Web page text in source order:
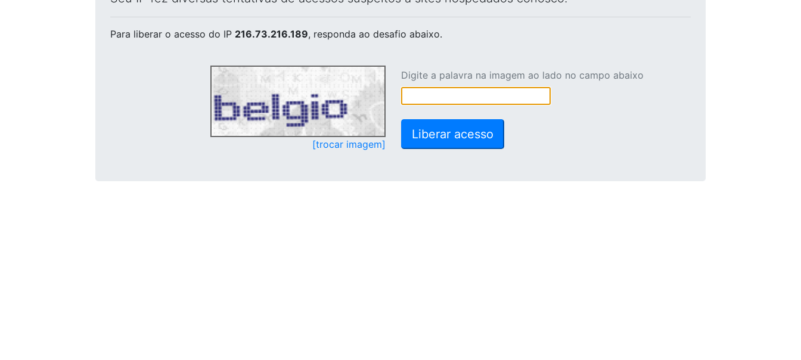
Para liberar o acesso do IP 216.73.216.189, responda ao desafio abaixo.
[trocar imagem]
Digite a palavra na imagem ao lado no campo abaixo